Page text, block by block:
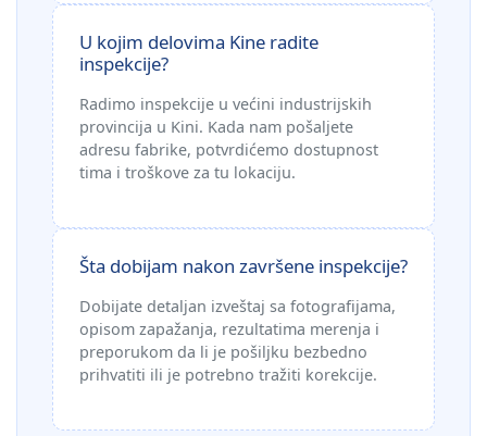
U kojim delovima Kine radite
inspekcije?
Radimo inspekcije u većini industrijskih
provincija u Kini. Kada nam pošaljete
adresu fabrike, potvrdićemo dostupnost
tima i troškove za tu lokaciju.
Šta dobijam nakon završene inspekcije?
Dobijate detaljan izveštaj sa fotografijama,
opisom zapažanja, rezultatima merenja i
preporukom da li je pošiljku bezbedno
prihvatiti ili je potrebno tražiti korekcije.